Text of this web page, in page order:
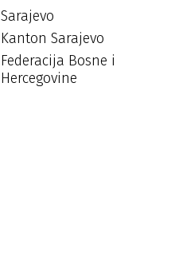
Sarajevo
Kanton Sarajevo
Federacija Bosne i
Hercegovine